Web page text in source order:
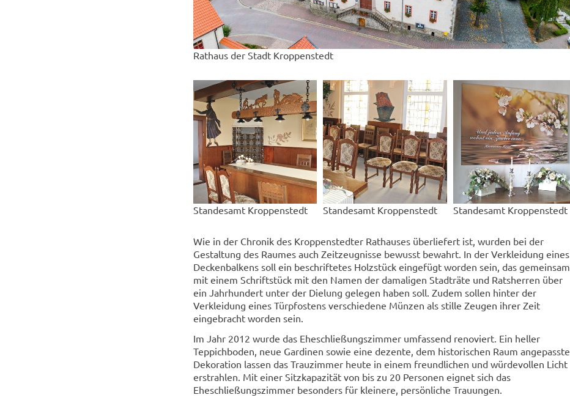
Rathaus der Stadt Kroppenstedt
Standesamt Kroppenstedt Standesamt Kroppenstedt Standesamt Kroppenstedt
Wie in der Chronik des Kroppenstedter Rathauses überliefert ist, wurden bei der
Gestaltung des Raumes auch Zeitzeugnisse bewusst bewahrt. In der Verkleidung eines
Deckenbalkens soll ein beschriftetes Holzstück eingefügt worden sein, das gemeinsam
mit einem Schriftstück mit den Namen der damaligen Stadträte und Ratsherren über
ein Jahrhundert unter der Dielung gelegen haben soll. Zudem sollen hinter der
Verkleidung eines Türpfostens verschiedene Münzen als stille Zeugen ihrer Zeit
eingebracht worden sein.
Im Jahr 2012 wurde das Eheschließungszimmer umfassend renoviert. Ein heller
Teppichboden, neue Gardinen sowie eine dezente, dem historischen Raum angepasste
Dekoration lassen das Trauzimmer heute in einem freundlichen und würdevollen Licht
erstrahlen. Mit einer Sitzkapazität von bis zu 20 Personen eignet sich das
Eheschließungszimmer besonders für kleinere, persönliche Trauungen.